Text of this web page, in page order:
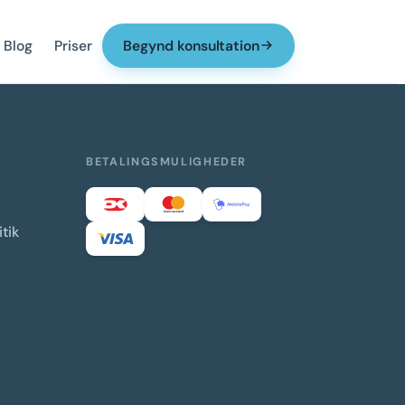
Blog Priser Begynd konsultation
BETALINGSMULIGHEDER